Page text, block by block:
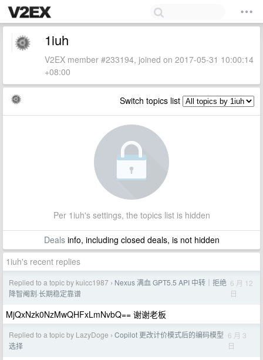
1iuh
V2EX member #233194, joined on 2017-05-31 10:00:14
+08:00
Switch topics list
Per 1iuh's settings, the topics list is hidden
Dealsinfo, including closed deals, is not hidden
1iuh's recent replies
Replied to a topic by kuicc1987 › Nexus 满血 GPT5.5 API 中转｜拒绝
降智阉割·长期稳定靠谱
6 月 12
日
MjQxNzk0NzMwQHFxLmNvbQ== 谢谢老板
Replied to a topic by LazyDoge › Copilot 更改计价模式后的编码模型
选择
6 月 3
日